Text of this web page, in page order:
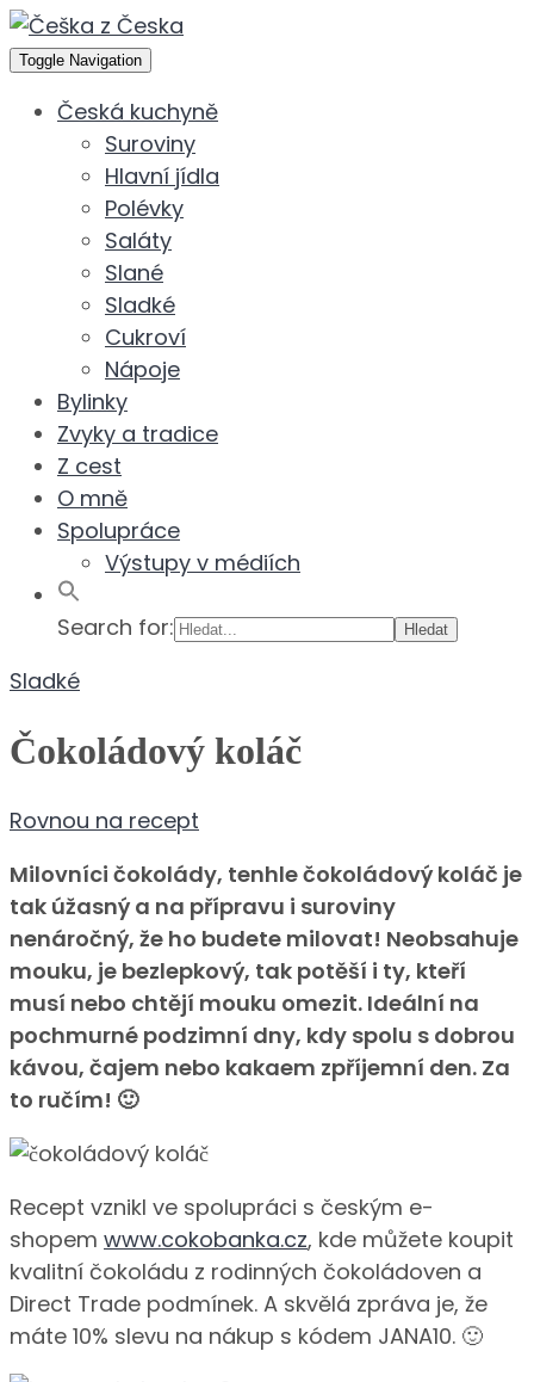
Toggle Navigation
Česká kuchyně
Suroviny
Hlavní jídla
Polévky
Saláty
Slané
Sladké
Cukroví
Nápoje
Bylinky
Zvyky a tradice
Z cest
O mně
Spolupráce
Výstupy v médiích
Search for:
Sladké
Čokoládový koláč
Rovnou na recept
Milovníci čokolády, tenhle čokoládový koláč je
tak úžasný a na přípravu i suroviny
nenáročný, že ho budete milovat! Neobsahuje
mouku, je bezlepkový, tak potěší i ty, kteří
musí nebo chtějí mouku omezit. Ideální na
pochmurné podzimní dny, kdy spolu s dobrou
kávou, čajem nebo kakaem zpříjemní den. Za
to ručím! 🙂
Recept vznikl ve spolupráci s českým e-
shopem www.cokobanka.cz, kde můžete koupit
kvalitní čokoládu z rodinných čokoládoven a
Direct Trade podmínek. A skvělá zpráva je, že
máte 10% slevu na nákup s kódem JANA10. 🙂